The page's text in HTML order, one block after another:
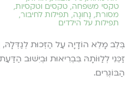
טקסי משפחה, טקסים וטקסיות,
מסורת, נָחוּגָה, תפילות לחיבור,
תפילות על הילדים
בְּלֵב מָלֵא הוֹדָיָה עַל הַזְּכוּת
זַכֵּנִי לְלַוּוֹתָהּ בִּבְרִיאוּת וּבְיִשּׁוּב
הַבּוֹגְרִים.